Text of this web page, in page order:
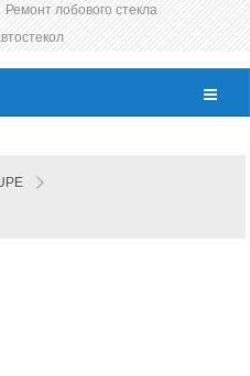
Ремонт лобового стекла